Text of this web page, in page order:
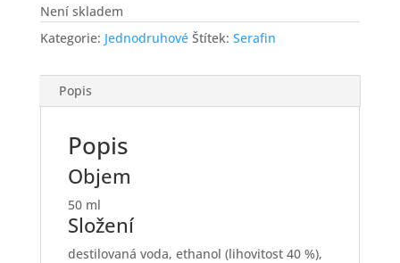
Není skladem
Kategorie: Jednodruhové Štítek: Serafin
Popis
Popis
Objem
50 ml
Složení
destilovaná voda, ethanol (lihovitost 40 %),